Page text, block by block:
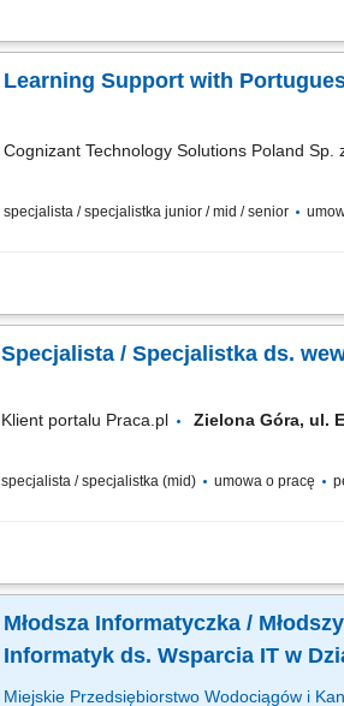
Wsparcie użytkowników w rozwiązywaniu
Learning Support with
Cognizant Technology Solutions Poland Sp.
specjalista / specjalistka junior / mid / senior
Main responsibilities: Managing, resolving and
Specjalista / Specjalistka ds.
Klient portalu Praca.pl Zielona Góra,
specjalista / specjalistka (mid) umowa o pracę
Wsparcie użytkowników w rozwiązywaniu
Młodsza Informatyczka /
Informatyk ds. Wsparcia IT w
Miejskie Przedsiębiorstwo Wodociągów i